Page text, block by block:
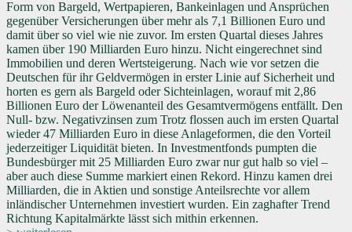
Form von Bargeld, Wertpapieren, Bankeinlagen und Ansprüchen
gegenüber Versicherungen über mehr als 7,1 Billionen Euro und
damit über so viel wie nie zuvor. Im ersten Quartal dieses Jahres
kamen über 190 Milliarden Euro hinzu. Nicht eingerechnet sind
Immobilien und deren Wertsteigerung. Nach wie vor setzen die
Deutschen für ihr Geldvermögen in erster Linie auf Sicherheit und
horten es gern als Bargeld oder Sichteinlagen, worauf mit 2,86
Billionen Euro der Löwenanteil des Gesamtvermögens entfällt. Den
Null- bzw. Negativzinsen zum Trotz flossen auch im ersten Quartal
wieder 47 Milliarden Euro in diese Anlageformen, die den Vorteil
jederzeitiger Liquidität bieten. In Investmentfonds pumpten die
Bundesbürger mit 25 Milliarden Euro zwar nur gut halb so viel –
aber auch diese Summe markiert einen Rekord. Hinzu kamen drei
Milliarden, die in Aktien und sonstige Anteilsrechte vor allem
inländischer Unternehmen investiert wurden. Ein zaghafter Trend
Richtung Kapitalmärkte lässt sich mithin erkennen.